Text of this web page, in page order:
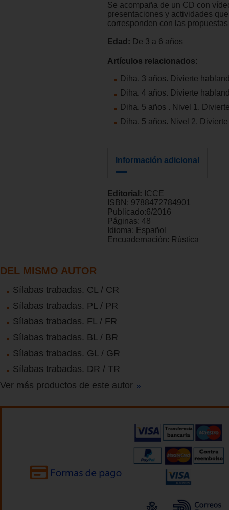
Se acompaña de un CD con
presentaciones y actividades
corresponden con las
Edad: De 3 a 6 años
Artículos relacionados:
Diha. 3 años. Divierte
Diha. 4 años. Divierte
Diha. 5 años . Nivel 1.
Diha. 5 años. Nivel 2.
Información adicional
Editorial: ICCE
ISBN: 9788472784901
Publicado:6/2016
Páginas: 48
Idioma: Español
Encuadernación: Rústica
DEL MISMO AUTOR
Sílabas trabadas. CL / CR
Sílabas trabadas. PL / PR
Sílabas trabadas. FL / FR
Sílabas trabadas. BL / BR
Sílabas trabadas. GL / GR
Sílabas trabadas. DR / TR
Ver más productos de este autor